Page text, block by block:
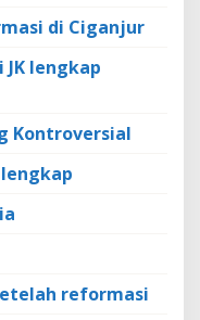
di Ciganjur
lengkap
Kontroversial
reformasi